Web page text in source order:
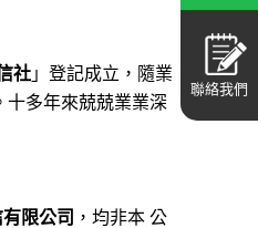
聯絡我們
社 」登記成立，隨業
十多年來兢兢業業深
限公司 ，均非本 公